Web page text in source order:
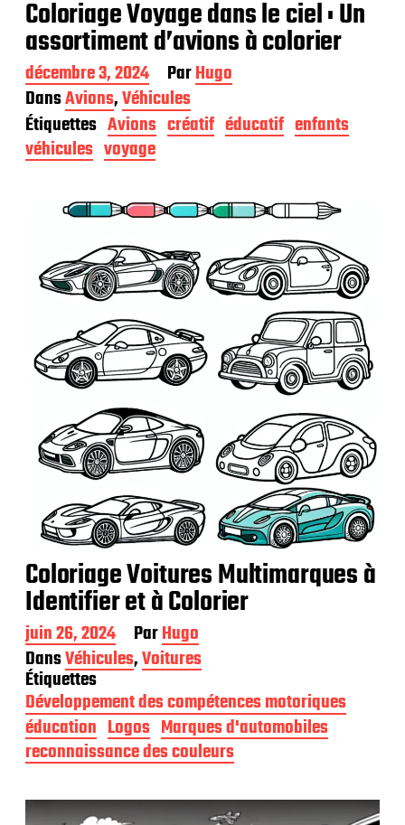
Coloriage Voyage dans le ciel : Un
assortiment d’avions à colorier
D
a
t
e
d
e
décembre 3, 2024 ParHugo
DansAvions,Véhicules
Étiquettes Avions créatif éducatif enfants
véhicules voyage
Coloriage Voitures Multimarques à
Identifier et à Colorier
D
a
t
e
d
e
p
u
l
i
juin 26, 2024 ParHugo
DansVéhicules,Voitures
Étiquettes
Développement des compétences motoriques
éducation Logos Marques d'automobiles
reconnaissance des couleurs